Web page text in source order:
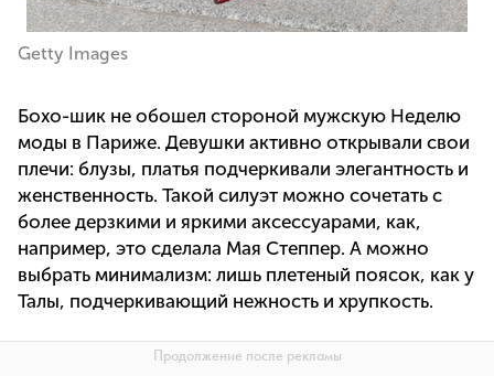
Getty Images
Бохо-шик не обошел стороной мужскую Неделю
моды в Париже. Девушки активно открывали свои
плечи: блузы, платья подчеркивали элегантность и
женственность. Такой силуэт можно сочетать с
более дерзкими и яркими аксессуарами, как,
например, это сделала Мая Степпер. А можно
выбрать минимализм: лишь плетеный поясок, как у
Талы, подчеркивающий нежность и хрупкость.